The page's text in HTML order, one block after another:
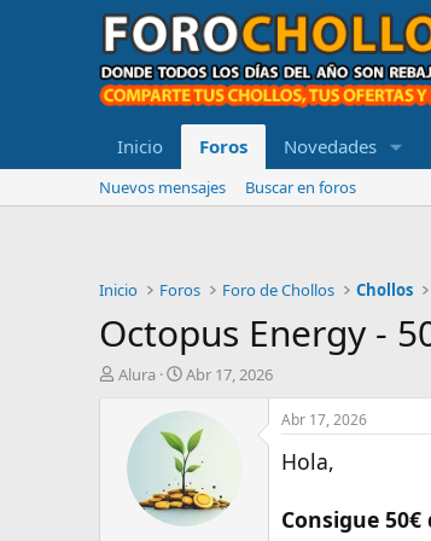
Inicio Foros Novedades
Nuevos mensajes Buscar en foros
Inicio Foros Foro de Chollos Chollos
Octopus Energy -
A
Alura
F
c
h
a
d
e
i
Abr 17, 2026
Abr 17, 2026
Hola,
Consigue